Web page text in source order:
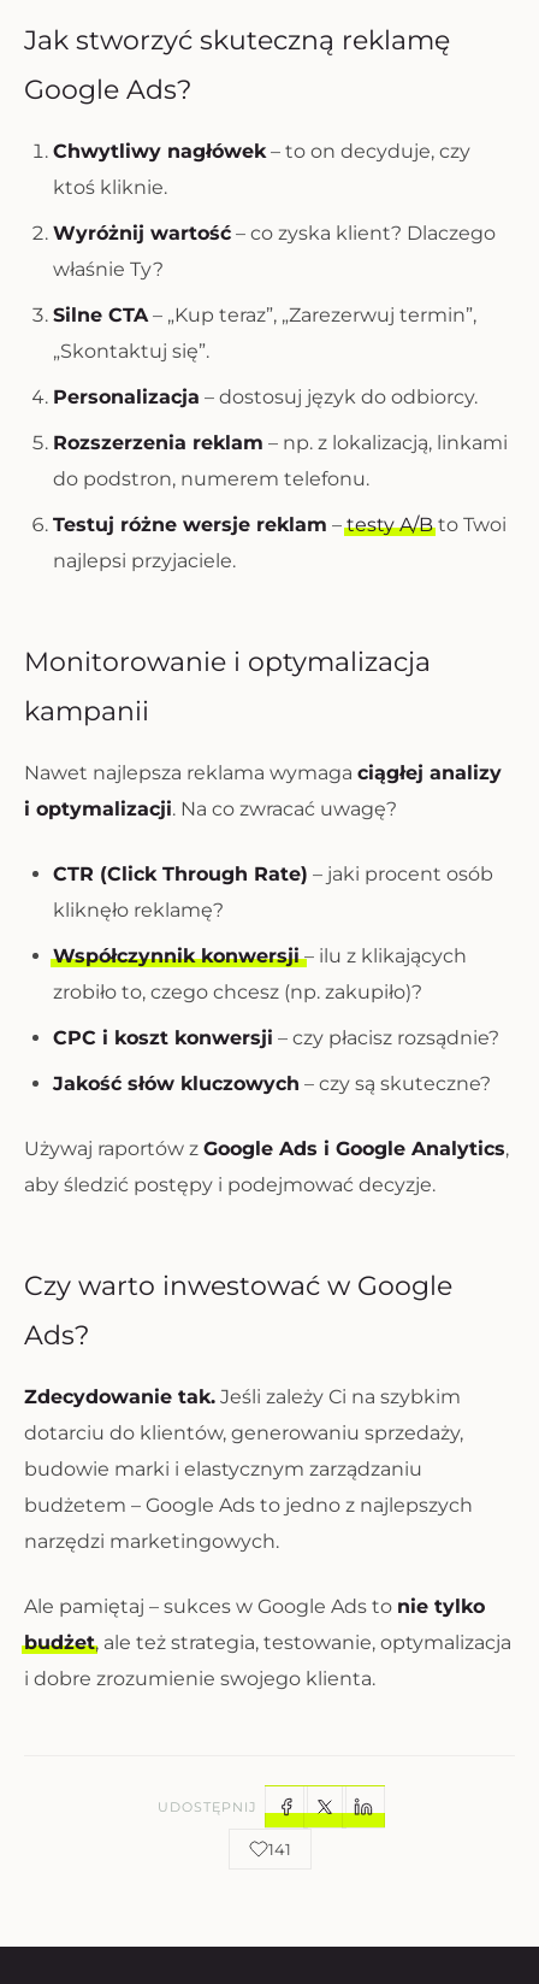
Jak stworzyć skuteczną reklamę
Google Ads?
Chwytliwy nagłówek– to on decyduje, czy
ktoś kliknie.
Wyróżnij wartość – co zyska klient? Dlaczego
właśnie Ty?
Silne CTA– „Kup teraz”, „Zarezerwuj termin”,
„Skontaktuj się”.
Personalizacja – dostosuj język do odbiorcy.
Rozszerzenia reklam – np. z lokalizacją, linkami
do podstron, numerem telefonu.
Testuj różne wersje reklam –testy A/Bto Twoi
najlepsi przyjaciele.
Monitorowanie i optymalizacja
kampanii
Nawet najlepsza reklama wymaga ciągłej analizy
i optymalizacji. Na co zwracać uwagę?
CTR (Click Through Rate) – jaki procent osób
kliknęło reklamę?
Współczynnik konwersji – ilu z klikających
zrobiło to, czego chcesz (np. zakupiło)?
CPC i koszt konwersji – czy płacisz rozsądnie?
Jakość słów kluczowych – czy są skuteczne?
Używaj raportów z Google Ads i Google Analytics,
aby śledzić postępy i podejmować decyzje.
Czy warto inwestować w Google
Ads?
Zdecydowanie tak. Jeśli zależy Ci na szybkim
dotarciu do klientów, generowaniu sprzedaży,
budowie marki i elastycznym zarządzaniu
budżetem – Google Ads to jedno z najlepszych
narzędzi marketingowych.
Ale pamiętaj – sukces w Google Ads to nie tylko
budżet, ale też strategia, testowanie, optymalizacja
i dobre zrozumienie swojego klienta.
UDOSTĘPNIJ
141